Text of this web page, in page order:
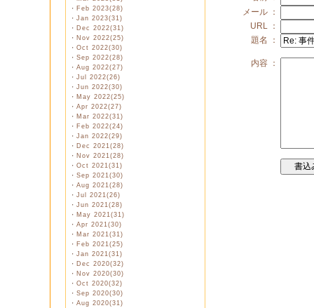
・ Feb 2023(28)
・ Jan 2023(31)
・ Dec 2022(31)
・ Nov 2022(25)
・ Oct 2022(30)
・ Sep 2022(28)
・ Aug 2022(27)
・ Jul 2022(26)
・ Jun 2022(30)
・ May 2022(25)
・ Apr 2022(27)
・ Mar 2022(31)
・ Feb 2022(24)
・ Jan 2022(29)
・ Dec 2021(28)
・ Nov 2021(28)
・ Oct 2021(31)
・ Sep 2021(30)
・ Aug 2021(28)
・ Jul 2021(26)
・ Jun 2021(28)
・ May 2021(31)
・ Apr 2021(30)
・ Mar 2021(31)
・ Feb 2021(25)
・ Jan 2021(31)
・ Dec 2020(32)
・ Nov 2020(30)
・ Oct 2020(32)
・ Sep 2020(30)
・ Aug 2020(31)
メール ：
URL ：
題名 ：
内容 ：